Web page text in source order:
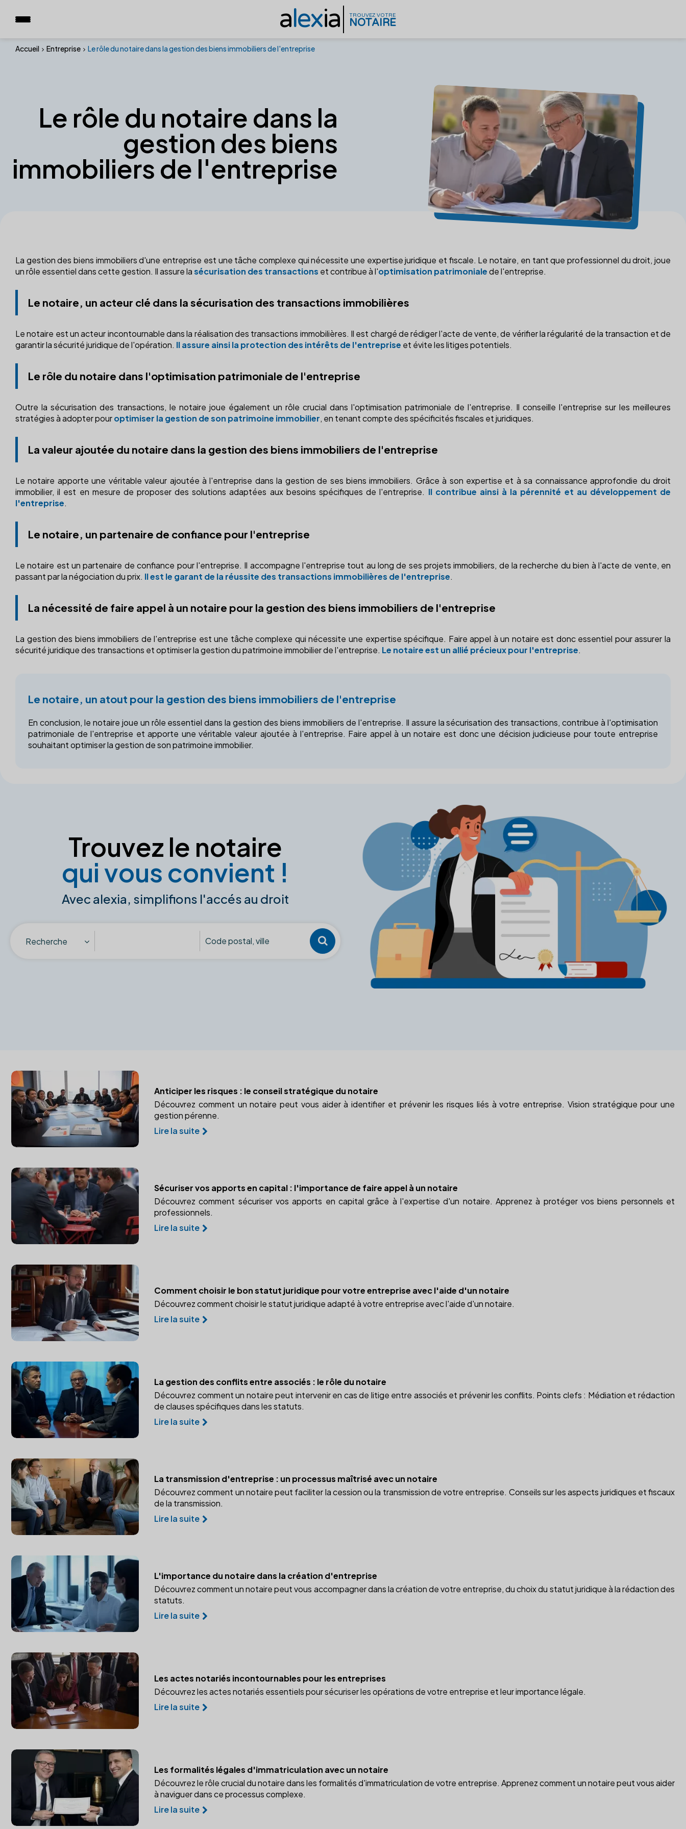
alexia TROUVEZ VOTRE
NOTAIRE
Accueil Entreprise Le rôle du notaire dans la gestion des biens immobiliers de l'entreprise
Le rôle du notaire dans la
gestion des biens
immobiliers de l'entreprise
La gestion des biens immobiliers d'une entreprise est une tâche complexe qui nécessite une expertise juridique et fiscale. Le notaire, en tant que professionnel du droit, joue
un rôle essentiel dans cette gestion. Il assure lasécurisation des transactions et contribue à l'optimisation patrimonialede l'entreprise.
Le notaire, un acteur clé dans la sécurisation des transactions immobilières
Le notaire est un acteur incontournable dans la réalisation des transactions immobilières. Il est chargé de rédiger l'acte de vente, de vérifier la régularité de la transaction et de
garantir la sécurité juridique de l'opération. Il assure ainsi la protection des intérêts de l'entreprise et évite les litiges potentiels.
Le rôle du notaire dans l'optimisation patrimoniale de l'entreprise
Outre la sécurisation des transactions, le notaire joue également un rôle crucial dans l'optimisation patrimoniale de l'entreprise. Il conseille l'entreprise sur les meilleures
stratégies à adopter pouroptimiser la gestion de son patrimoine immobilier, en tenant compte des spécificités fiscales et juridiques.
La valeur ajoutée du notaire dans la gestion des biens immobiliers de l'entreprise
Le notaire apporte une véritable valeur ajoutée à l'entreprise dans la gestion de ses biens immobiliers. Grâce à son expertise et à sa connaissance approfondie du droit
immobilier, il est en mesure de proposer des solutions adaptées aux besoins spécifiques de l'entreprise. Il contribue ainsi à la pérennité et au développement de
l'entreprise.
Le notaire, un partenaire de confiance pour l'entreprise
Le notaire est un partenaire de confiance pour l'entreprise. Il accompagne l'entreprise tout au long de ses projets immobiliers, de la recherche du bien à l'acte de vente, en
passant par la négociation du prix. Il est le garant de la réussite des transactions immobilières de l'entreprise.
La nécessité de faire appel à un notaire pour la gestion des biens immobiliers de l'entreprise
La gestion des biens immobiliers de l'entreprise est une tâche complexe qui nécessite une expertise spécifique. Faire appel à un notaire est donc essentiel pour assurer la
sécurité juridique des transactions et optimiser la gestion du patrimoine immobilier de l'entreprise. Le notaire est un allié précieux pour l'entreprise.
Le notaire, un atout pour la gestion des biens immobiliers de l'entreprise
En conclusion, le notaire joue un rôle essentiel dans la gestion des biens immobiliers de l'entreprise. Il assure la sécurisation des transactions, contribue à l'optimisation
patrimoniale de l'entreprise et apporte une véritable valeur ajoutée à l'entreprise. Faire appel à un notaire est donc une décision judicieuse pour toute entreprise
souhaitant optimiser la gestion de son patrimoine immobilier.
Trouvez le notaire
qui vous convient !
Avec alexia, simplifions l'accés au droit
Recherche
Anticiper les risques : le conseil stratégique du notaire
Découvrez comment un notaire peut vous aider à identifier et prévenir les risques liés à votre entreprise. Vision stratégique pour une
gestion pérenne.
Lire la suite
Sécuriser vos apports en capital : l'importance de faire appel à un notaire
Découvrez comment sécuriser vos apports en capital grâce à l'expertise d'un notaire. Apprenez à protéger vos biens personnels et
professionnels.
Lire la suite
Comment choisir le bon statut juridique pour votre entreprise avec l'aide d'un notaire
Découvrez comment choisir le statut juridique adapté à votre entreprise avec l'aide d'un notaire.
Lire la suite
La gestion des conflits entre associés : le rôle du notaire
Découvrez comment un notaire peut intervenir en cas de litige entre associés et prévenir les conflits. Points clefs : Médiation et rédaction
de clauses spécifiques dans les statuts.
Lire la suite
La transmission d'entreprise : un processus maîtrisé avec un notaire
Découvrez comment un notaire peut faciliter la cession ou la transmission de votre entreprise. Conseils sur les aspects juridiques et fiscaux
de la transmission.
Lire la suite
L'importance du notaire dans la création d'entreprise
Découvrez comment un notaire peut vous accompagner dans la création de votre entreprise, du choix du statut juridique à la rédaction des
statuts.
Lire la suite
Les actes notariés incontournables pour les entreprises
Découvrez les actes notariés essentiels pour sécuriser les opérations de votre entreprise et leur importance légale.
Lire la suite
Les formalités légales d'immatriculation avec un notaire
Découvrez le rôle crucial du notaire dans les formalités d'immatriculation de votre entreprise. Apprenez comment un notaire peut vous aider
à naviguer dans ce processus complexe.
Lire la suite